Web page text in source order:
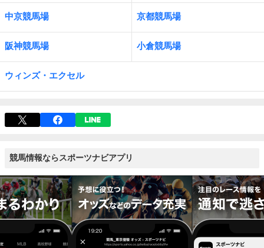
中京競馬場 京都競馬場
阪神競馬場 小倉競馬場
ウィンズ・エクセル
競馬情報ならスポーツナビアプリ